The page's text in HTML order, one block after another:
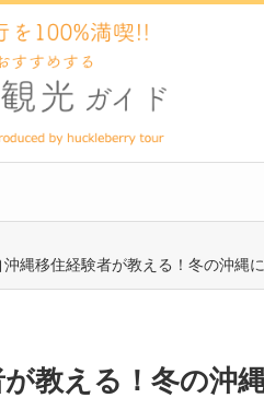
沖縄移住経験者が教える！冬の沖縄
教える！冬の沖